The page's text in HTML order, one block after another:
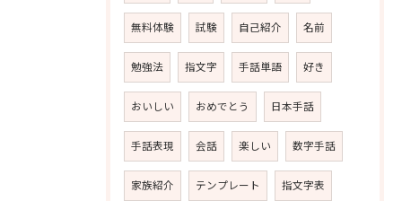
無料体験 試験 自己紹介 名前
勉強法 指文字 手話単語 好き
おいしい おめでとう 日本手話
手話表現 会話 楽しい 数字手話
家族紹介 テンプレート 指文字表